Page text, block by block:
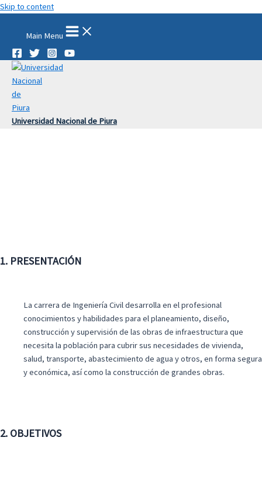
Skip to content
Main Menu
Universidad Nacional de Piura
1. PRESENTACIÓN
La carrera de Ingeniería Civil desarrolla en el profesional
conocimientos y habilidades para el planeamiento, diseño,
construcción y supervisión de las obras de infraestructura que
necesita la población para cubrir sus necesidades de vivienda,
salud, transporte, abastecimiento de agua y otros, en forma segura
y económica, así como la construcción de grandes obras.
2. OBJETIVOS